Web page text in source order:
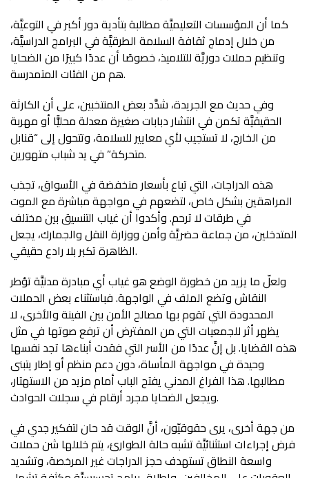
كما أن المؤسسات التعليميَّة مطالبة بتأدية دور أكبر في التوعيَّة،
من خلال إدماج ثقافة السلامة الطرقيَّة في البرامج الدراسيَّة،
وتنظيم حملات دوريَّة للتلاميذ، خصوصًا أن عددًا كبيرًا من الضحايا
هم من الفئات المتمدرسة.
وفي حديث مع الجريدة، شدَّد بعض المنتخبين، على أن الكارثة
الحقيقيَّة تكمن في انتشار دبابات صغيرة معدلة محليًّا أو مهربة
من الخارج، لا تستجيب لأي معايير للسلامة، وتتحول إلى “قنابل
متحركة” في يد شباب متهورين.
هذه الدراجات، التي تباع بأسعار منخفضة في الأسواق، تجذب
المراهقين بشكل خاص، لتضعهم في مواجهة مباشرة مع الموت
في طرقات لا ترحم. وأكدوا أن غياب التنسيق بين مختلف
المتدخلين، من جماعة حضريَّة وأمن ووزارة النقل والجمارك، يجعل
الظاهرة تكبر بلا رادع حقيقي.
ولعلّ ما يزيد من خطورة الوضع هو غياب أي مبادرة مدنيَّة تؤطر
النقاش وتضع الملف في الواجهة. فباستثناء بعض الحملات
المحدودة التي تقوم بها مصالح الأمن بين الفينة والأخرى، لا
يظهر أثر للجمعيات التي من المفترض أن ترفع صوتها في مثل
هذه القضايا. بل إنَّ عددًا من الأسر التي فقدت أبناءها تجد نفسها
وحيدة في مواجهة المأساة، دون دعم منظم أو إطار يتبنى
مطالبها. هذا الفراغ المدني يفتح الباب أمام مزيد من الاستهتار،
ويجعل الضحايا مجرد أرقام في سجلات الحوادث.
من جهة أخرى، يرى حقوقيّون، أنَّ الوقت قد حان لتفكير جدي في
فرض إجراءات استثنائيَّة تشبه حالة الطوارئ، يتم خلالها شن حملات
واسعة النطاق تستهدف حجز الدراجات غير المرخصة، وتشديد